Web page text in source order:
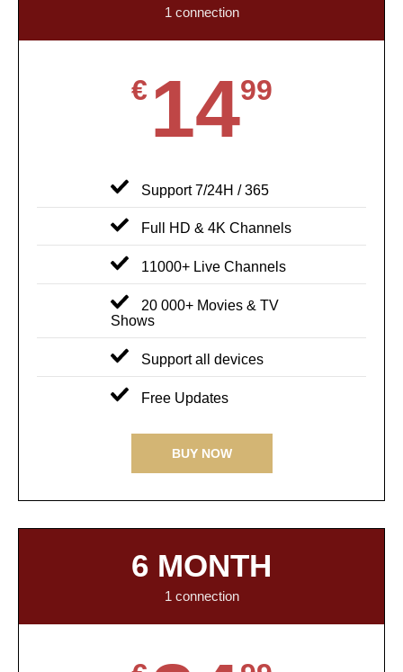
1 connection
€ 1499
Support 7/24H / 365
Full HD & 4K Channels
11000+ Live Channels
20 000+ Movies & TV
Shows
Support all devices
Free Updates
BUY NOW
6 MONTH
1 connection